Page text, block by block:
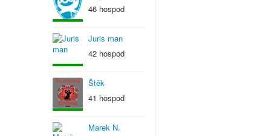
46 hospod
Juris man
42 hospod
Štěk
41 hospod
Marek N.